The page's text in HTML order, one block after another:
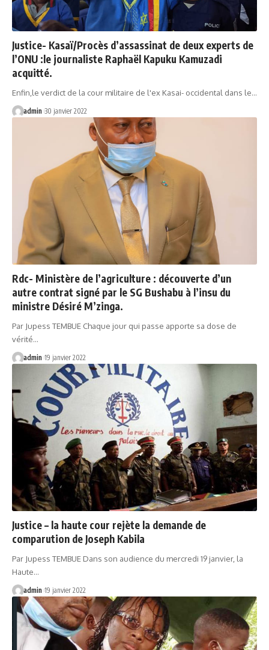
Justice- Kasaï/Procès d’assassinat de deux experts de
l’ONU :le journaliste Raphaël Kapuku Kamuzadi
acquitté.
Enfin,le verdict de la cour militaire de l'ex Kasai- occidental dans le…
admin 30 janvier 2022
Rdc- Ministère de l’agriculture : découverte d’un
autre contrat signé par le SG Bushabu à l’insu du
ministre Désiré M’zinga.
Par Jupess TEMBUE Chaque jour qui passe apporte sa dose de
vérité…
admin 19 janvier 2022
Justice – la haute cour rejète la demande de
comparution de Joseph Kabila
Par Jupess TEMBUE Dans son audience du mercredi 19 janvier, la
Haute…
admin 19 janvier 2022